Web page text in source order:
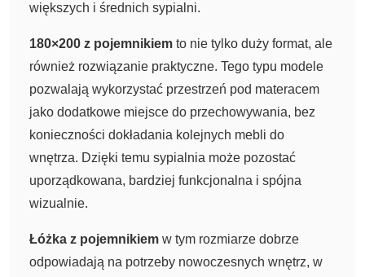
większych i średnich sypialni.
180×200 z pojemnikiem to nie tylko duży format, ale
również rozwiązanie praktyczne. Tego typu modele
pozwalają wykorzystać przestrzeń pod materacem
jako dodatkowe miejsce do przechowywania, bez
konieczności dokładania kolejnych mebli do
wnętrza. Dzięki temu sypialnia może pozostać
uporządkowana, bardziej funkcjonalna i spójna
wizualnie.
Łóżka z pojemnikiem w tym rozmiarze dobrze
odpowiadają na potrzeby nowoczesnych wnętrz, w